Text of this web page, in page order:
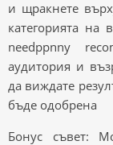
и щракнете
категорията
needppnny
аудитория и
да виждате
бъде одобрена
Бонус съвет: